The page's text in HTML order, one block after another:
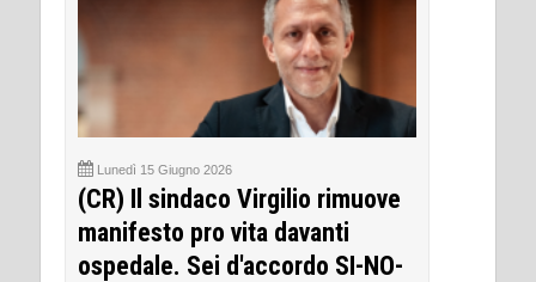
Lunedì 15 Giugno 2026
(CR) Il sindaco Virgilio rimuove
manifesto pro vita davanti
ospedale. Sei d'accordo SI-NO-